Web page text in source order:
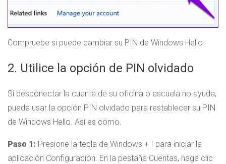
Compruebe si puede cambiar su PIN de Windows Hello
2. Utilice la opción de PIN olvidado
Si desconectar la cuenta de su oficina o escuela no ayuda,
puede usar la opción PIN olvidado para restablecer su PIN
de Windows Hello. Así es cómo.
Paso 1: Presione la tecla de Windows + I para iniciar la
aplicación Configuración. En la pestaña Cuentas, haga clic